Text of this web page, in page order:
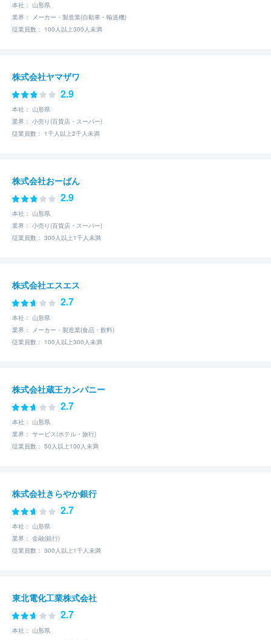
本社： 山形県
業界： メーカー・製造業(自動車・輸送機)
従業員数： 100人以上300人未満
株式会社ヤマザワ
2.9
本社： 山形県
業界： 小売り(百貨店・スーパー)
従業員数： 1千人以上2千人未満
株式会社おーばん
2.9
本社： 山形県
業界： 小売り(百貨店・スーパー)
従業員数： 300人以上1千人未満
株式会社エスエス
2.7
本社： 山形県
業界： メーカー・製造業(食品・飲料)
従業員数： 100人以上300人未満
株式会社蔵王カンパニー
2.7
本社： 山形県
業界： サービス(ホテル・旅行)
従業員数： 50人以上100人未満
株式会社きらやか銀行
2.7
本社： 山形県
業界： 金融(銀行)
従業員数： 300人以上1千人未満
東北電化工業株式会社
2.7
本社： 山形県